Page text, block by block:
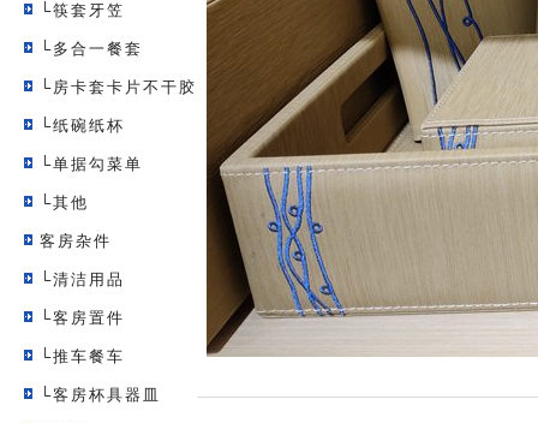
└筷套牙笠
└多合一餐套
└房卡套卡片不干胶
└纸碗纸杯
└单据勾菜单
└其他
客房杂件
└清洁用品
└客房置件
└推车餐车
└客房杯具器皿